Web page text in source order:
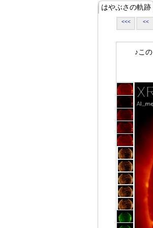
はやぶさの軌跡
<<< <<
♪この